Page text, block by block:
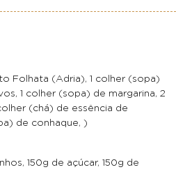
Folhata (Adria), 1 colher (sopa)
1 colher (sopa) de margarina, 2
(chá) de essência de
de conhaque, )
150g de açúcar, 150g de